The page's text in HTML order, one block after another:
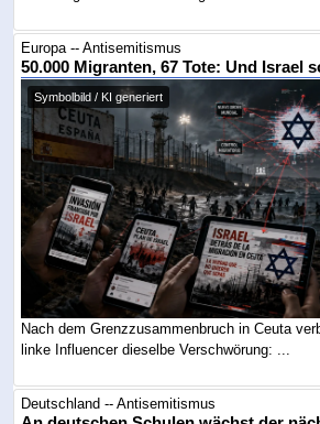
Europa -- Antisemitismus
50.000 Migranten, 67 Tote: Und Israel
Symbolbild / KI generiert
Nach dem Grenzzusammenbruch in Ceuta
linke Influencer dieselbe Verschwörung: ...
Deutschland -- Antisemitismus